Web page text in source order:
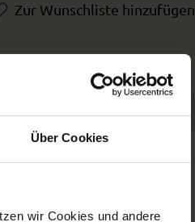
Über Cookies
wir Cookies und andere
Zur Wunschliste hinzufügen